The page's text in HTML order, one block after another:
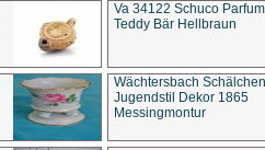
Va 34122 Schuco
Teddy Bär Hellbraun
Wächtersbach Schälchen
Jugendstil Dekor 1865
Messingmontur